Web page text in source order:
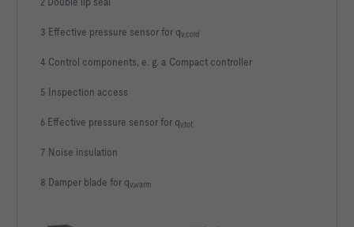
3 Effective pressure sensor for qv,cold
4 Control components, e. g. a Compact controller
5 Inspection access
6 Effective pressure sensor for qv,tot
7 Noise insulation
8 Damper blade for qv,warm